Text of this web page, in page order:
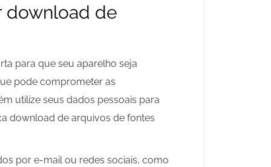
download de
para que seu aparelho seja
pode comprometer as
utilize seus dados pessoais para
download de arquivos de fontes
por e-mail ou redes sociais, como